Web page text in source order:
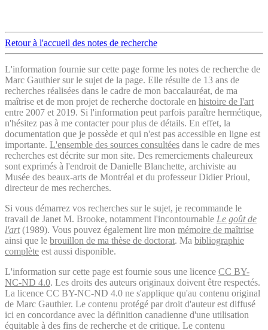
Retour à l'accueil des notes de recherche
L'information fournie sur cette page forme les notes de recherche de
Marc Gauthier sur le sujet de la page. Elle résulte de 13 ans de
recherches réalisées dans le cadre de mon baccalauréat, de ma
maîtrise et de mon projet de recherche doctorale en histoire de l'art
entre 2007 et 2019. Si l'information peut parfois paraître hermétique,
n'hésitez pas à me contacter pour plus de détails. En effet, la
documentation que je possède et qui n'est pas accessible en ligne est
importante. L'ensemble des sources consultées dans le cadre de mes
recherches est décrite sur mon site. Des remerciements chaleureux
sont exprimés à l'endroit de Danielle Blanchette, archiviste au
Musée des beaux-arts de Montréal et du professeur Didier Prioul,
directeur de mes recherches.
Si vous démarrez vos recherches sur le sujet, je recommande le
travail de Janet M. Brooke, notamment l'incontournable Le goût de
l'art(1989). Vous pouvez également lire mon mémoire de maîtrise
ainsi que le brouillon de ma thèse de doctorat. Ma bibliographie
complète est aussi disponible.
L'information sur cette page est fournie sous une licence CC BY-
NC-ND 4.0. Les droits des auteurs originaux doivent être respectés.
La licence CC BY-NC-ND 4.0 ne s'applique qu'au contenu original
de Marc Gauthier. Le contenu protégé par droit d'auteur est diffusé
ici en concordance avec la définition canadienne d'une utilisation
équitable à des fins de recherche et de critique. Le contenu